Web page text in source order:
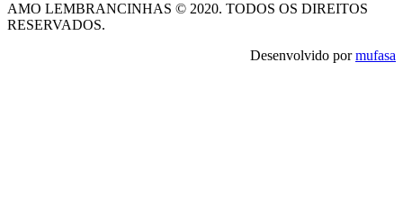
AMO LEMBRANCINHAS © 2020. TODOS OS DIREITOS
RESERVADOS.
Desenvolvido pormufasa